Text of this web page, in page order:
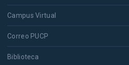
Campus Virtual
Correo PUCP
Biblioteca